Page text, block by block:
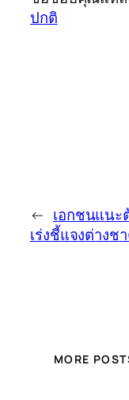
ปกติ
← เอกชนแนะ
เร่งชี้แจงต่างช
MORE